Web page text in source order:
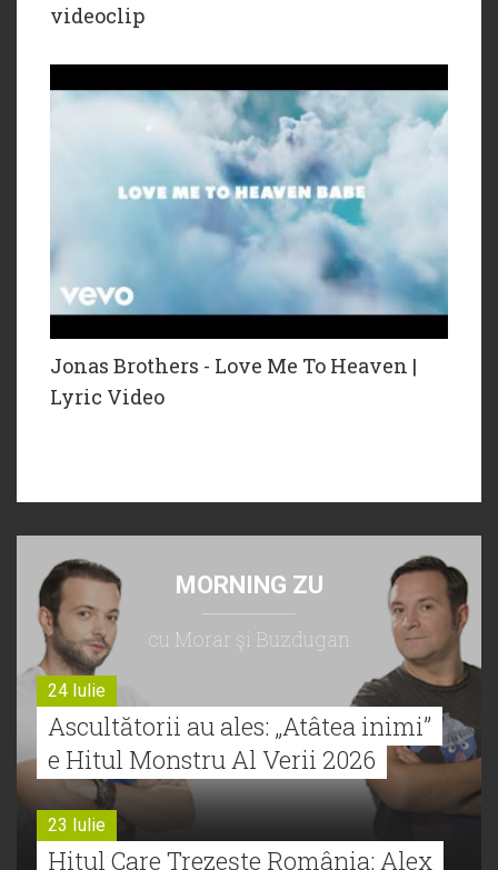
videoclip
Jonas Brothers - Love Me To Heaven |
Lyric Video
MORNING ZU
cu Morar şi Buzdugan
24 Iulie
Ascultătorii au ales: „Atâtea inimi”
e Hitul Monstru Al Verii 2026
23 Iulie
Hitul Care Trezește România: Alex